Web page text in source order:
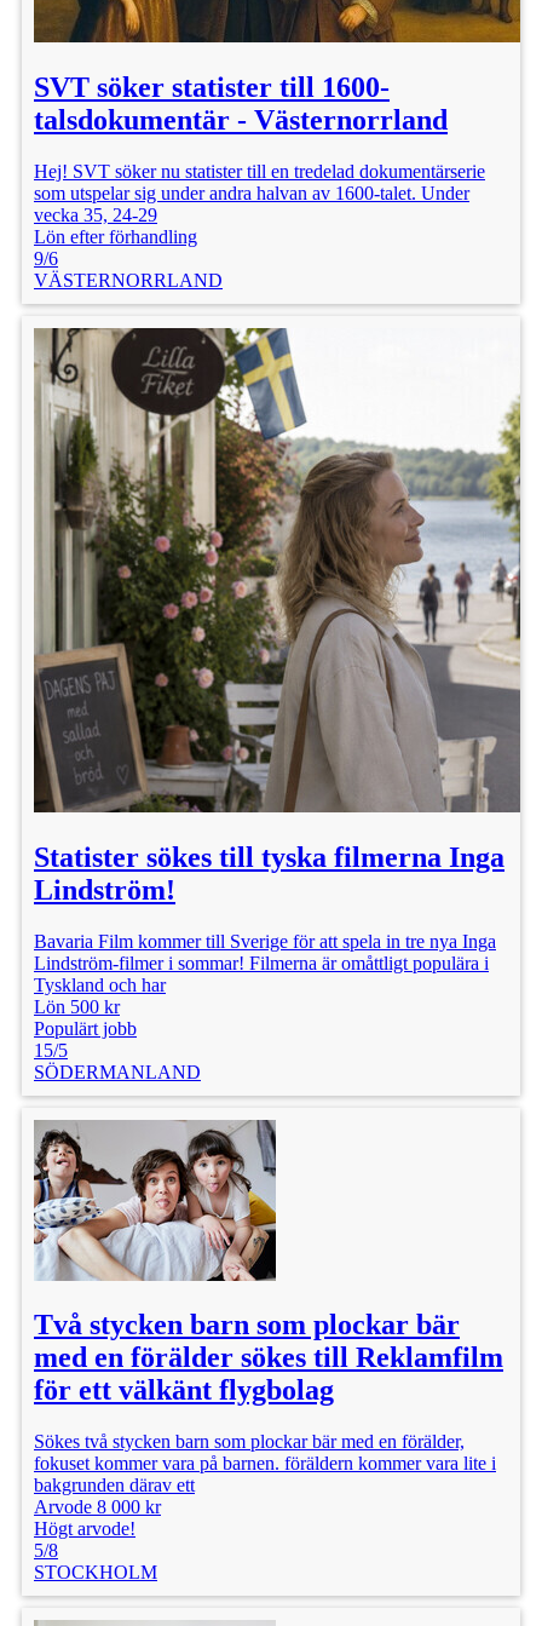
SVT söker statister till 1600-
talsdokumentär - Västernorrland
Hej! SVT söker nu statister till en tredelad dokumentärserie
som utspelar sig under andra halvan av 1600-talet. Under
vecka 35, 24-29
Lön efter förhandling
9/6
VÄSTERNORRLAND
Statister sökes till tyska filmerna Inga
Lindström!
Bavaria Film kommer till Sverige för att spela in tre nya Inga
Lindström-filmer i sommar! Filmerna är omåttligt populära i
Tyskland och har
Lön 500 kr
Populärt jobb
15/5
SÖDERMANLAND
Två stycken barn som plockar bär
med en förälder sökes till Reklamfilm
för ett välkänt flygbolag
Sökes två stycken barn som plockar bär med en förälder,
fokuset kommer vara på barnen. föräldern kommer vara lite i
bakgrunden därav ett
Arvode 8 000 kr
Högt arvode!
5/8
STOCKHOLM